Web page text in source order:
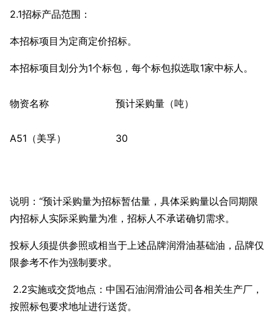
2.1招标产品范围：
本招标项目为定商定价招标。
本招标项目划分为1个标包，每个标包拟选取1家中标人。
物资名称 预计采购量（吨）
A51（美孚） 30
说明：“预计采购量为招标暂估量，具体采购量以合同期限
内招标人实际采购量为准，招标人不承诺确切需求。
投标人须提供参照或相当于上述品牌润滑油基础油，品牌仅
限参考不作为强制要求。
2.2实施或交货地点：中国石油润滑油公司各相关生产厂，
按照标包要求地址进行送货。